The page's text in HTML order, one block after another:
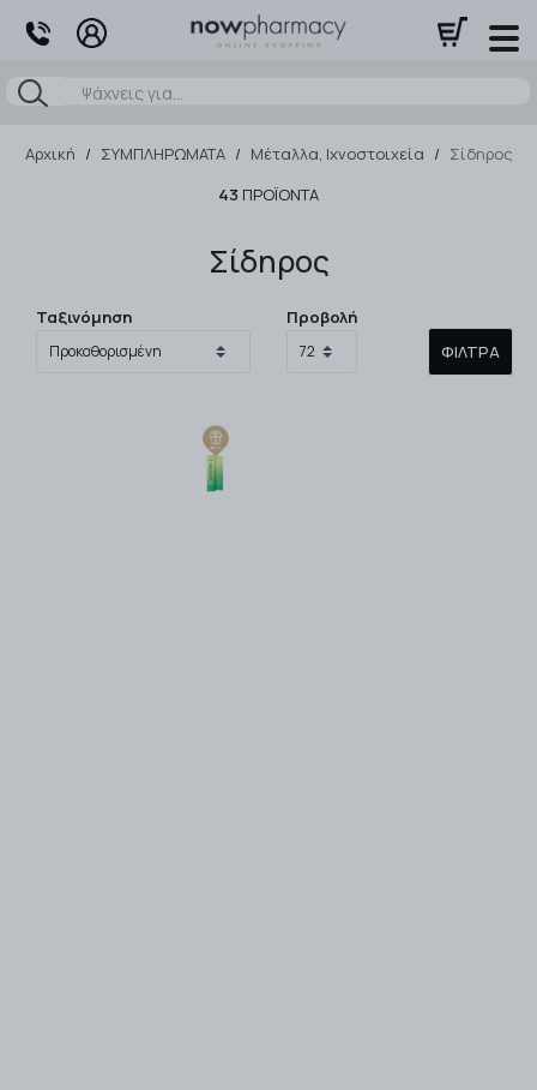
Αναζήτηση
Αρχική / ΣΥΜΠΛΗΡΩΜΑΤΑ / Μέταλλα, Ιχνοστοιχεία / Σίδηρος
43 ΠΡΟΪΌΝΤΑ
Σίδηρος
Ταξινόμηση
Προβολή
ΦΊΛΤΡΑ